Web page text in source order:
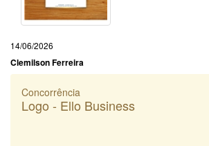
14/06/2026
Clemilson Ferreira
Concorrência
Logo - Ello Business